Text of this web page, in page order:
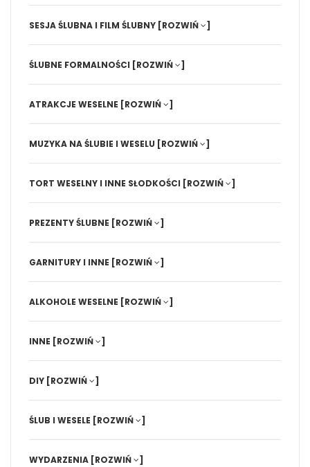
SESJA ŚLUBNA I FILM ŚLUBNY [ROZWIŃ ]
ŚLUBNE FORMALNOŚCI [ROZWIŃ ]
ATRAKCJE WESELNE [ROZWIŃ ]
MUZYKA NA ŚLUBIE I WESELU [ROZWIŃ ]
TORT WESELNY I INNE SŁODKOŚCI [ROZWIŃ ]
PREZENTY ŚLUBNE [ROZWIŃ ]
GARNITURY I INNE [ROZWIŃ ]
ALKOHOLE WESELNE [ROZWIŃ ]
INNE [ROZWIŃ ]
DIY [ROZWIŃ ]
ŚLUB I WESELE [ROZWIŃ ]
WYDARZENIA [ROZWIŃ ]